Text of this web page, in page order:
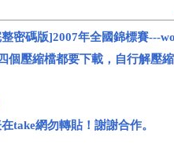
密碼版]2007年全國錦標賽---
個壓縮檔都要下載，自行解壓縮
take網勿轉貼！謝謝合作。